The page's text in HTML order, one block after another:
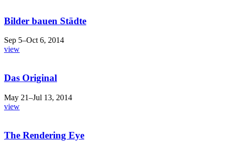
Bilder bauen Städte
Sep 5–Oct 6, 2014
view
Das Original
May 21–Jul 13, 2014
view
The Rendering Eye